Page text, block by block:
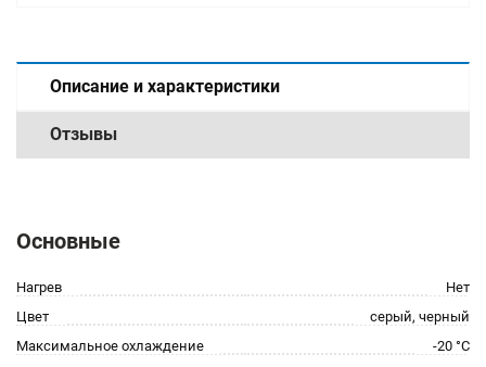
Описание и характеристики
Отзывы
Основные
Нагрев
Нет
Цвет
серый, черный
Максимальное охлаждение
-20 °C